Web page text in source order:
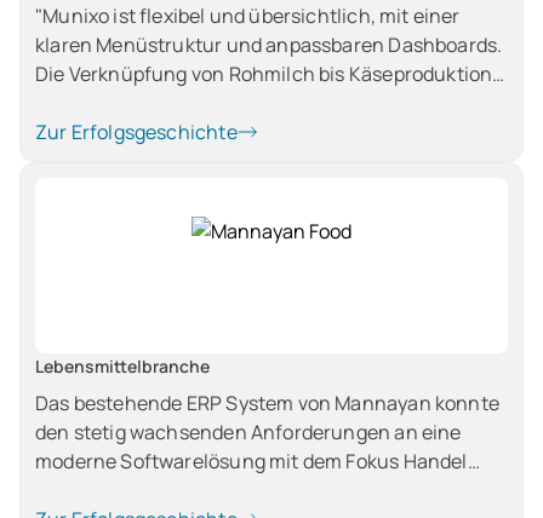
"Munixo ist flexibel und übersichtlich, mit einer
klaren Menüstruktur und anpassbaren Dashboards.
Die Verknüpfung von Rohmilch bis Käseproduktion
Auswertungsmöglichkeiten mit gepflegten
Zur Erfolgsgeschichte
Lebensmittelbranche
Das bestehende ERP System von Mannayan konnte
den stetig wachsenden Anforderungen an eine
moderne Softwarelösung mit dem Fokus Handel